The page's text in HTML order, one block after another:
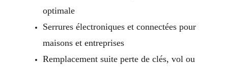
optimale
Serrures électroniques et connectées pour
maisons et entreprises
Remplacement suite perte de clés, vol ou